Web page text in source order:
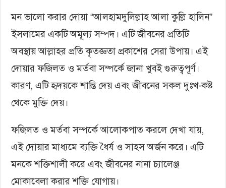
মন ভালো করার দোয়া “আলহামদুলিল্লাহ আলা কুল্লি হালিন”
ইসলামের একটি অমূল্য সম্পদ। এটি জীবনের প্রতিটি
অবস্থায় আল্লাহর প্রতি কৃতজ্ঞতা প্রকাশের সেরা উপায়। এই
দোয়ার ফজিলত ও মর্তবা সম্পর্কে জানা খুবই গুরুত্বপূর্ণ।
কারণ, এটি হৃদয়কে শান্তি দেয় এবং জীবনের সকল দুঃখ-কষ্ট
থেকে মুক্তি দেয়।
ফজিলত ও মর্তবা সম্পর্কে আলোকপাত করলে দেখা যায়,
এই দোয়ার মাধ্যমে ব্যক্তি ধৈর্য ও সাহস অর্জন করে। এটি
মনকে শক্তিশালী করে এবং জীবনের নানা চ্যালেঞ্জ
মোকাবেলা করার শক্তি যোগায়।